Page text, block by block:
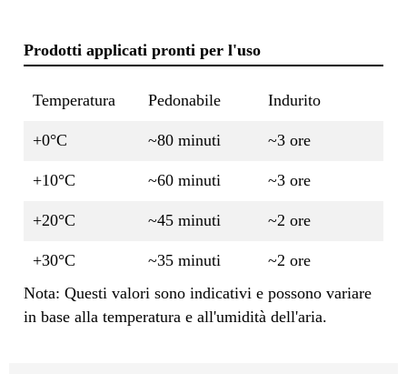
Prodotti applicati pronti per l'uso
Temperatura Pedonabile Indurito
+0°C ~80 minuti ~3 ore
+10°C ~60 minuti ~3 ore
+20°C ~45 minuti ~2 ore
+30°C ~35 minuti
~2 ore
Nota: Questi valori sono indicativi e possono variare
in base alla temperatura e all'umidità dell'aria.